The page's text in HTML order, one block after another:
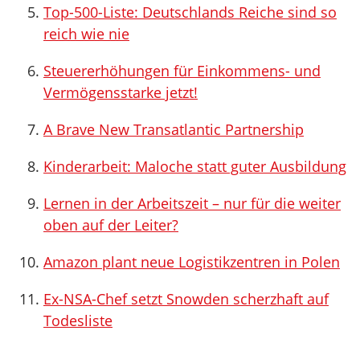
Top-500-Liste: Deutschlands Reiche sind so
reich wie nie
Steuererhöhungen für Einkommens- und
Vermögensstarke jetzt!
A Brave New Transatlantic Partnership
Kinderarbeit: Maloche statt guter Ausbildung
Lernen in der Arbeitszeit – nur für die weiter
oben auf der Leiter?
Amazon plant neue Logistikzentren in Polen
Ex-NSA-Chef setzt Snowden scherzhaft auf
Todesliste